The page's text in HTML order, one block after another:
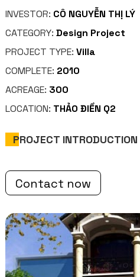
INVESTOR: CÔ NGUYỄN THỊ LÝ
CATEGORY: Design Project
PROJECT TYPE: Villa
COMPLETE: 2010
ACREAGE: 300
LOCATION: THẢO ĐIỀN Q2
PROJECT INTRODUCTION
Contact now